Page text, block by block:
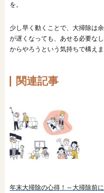
を。
少し早く動くことで、大掃除は
が遅くなっても、あせる必要な
からやろうという気持ちで構えま
関連記事
年末大掃除の心得！～大掃除前に